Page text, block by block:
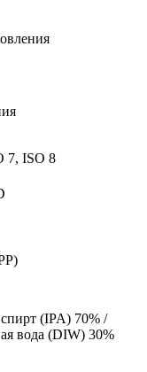
7, ISO 8
(IPA) 70% /
вода (DIW) 30%